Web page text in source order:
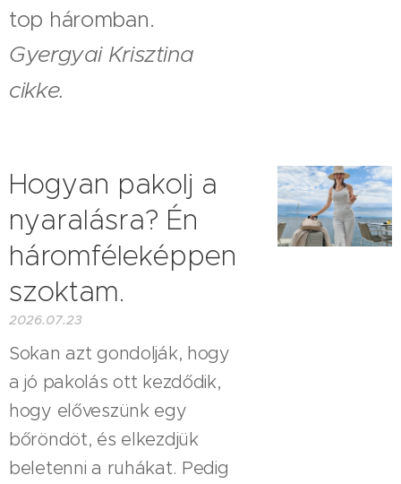
top háromban.
Gyergyai Krisztina
cikke.
Hogyan pakolj a
nyaralásra? Én
háromféleképpen
szoktam.
2026.07.23
Sokan azt gondolják, hogy
a jó pakolás ott kezdődik,
hogy előveszünk egy
bőröndöt, és elkezdjük
beletenni a ruhákat. Pedig